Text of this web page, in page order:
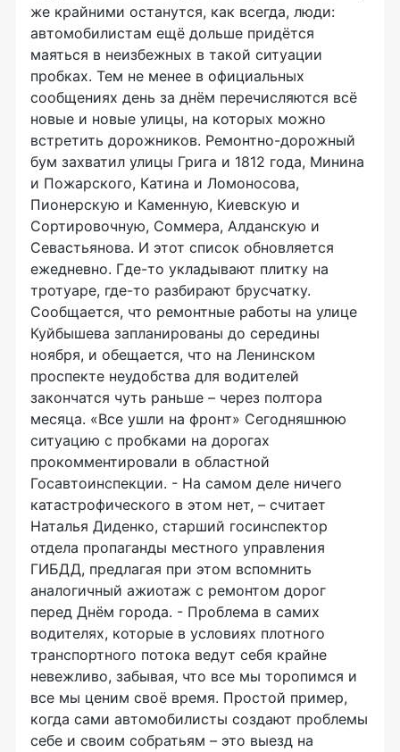
же крайними останутся, как всегда, люди:
автомобилистам ещё дольше придётся
маяться в неизбежных в такой ситуации
пробках. Тем не менее в официальных
сообщениях день за днём перечисляются всё
новые и новые улицы, на которых можно
встретить дорожников. Ремонтно-дорожный
бум захватил улицы Грига и 1812 года, Минина
и Пожарского, Катина и Ломоносова,
Пионерскую и Каменную, Киевскую и
Сортировочную, Соммера, Алданскую и
Севастьянова. И этот список обновляется
ежедневно. Где-то укладывают плитку на
тротуаре, где-то разбирают брусчатку.
Сообщается, что ремонтные работы на улице
Куйбышева запланированы до середины
ноября, и обещается, что на Ленинском
проспекте неудобства для водителей
закончатся чуть раньше – через полтора
месяца. «Все ушли на фронт» Сегодняшнюю
ситуацию с пробками на дорогах
прокомментировали в областной
Госавтоинспекции. - На самом деле ничего
катастрофического в этом нет, – считает
Наталья Диденко, старший госинспектор
отдела пропаганды местного управления
ГИБДД, предлагая при этом вспомнить
аналогичный ажиотаж с ремонтом дорог
перед Днём города. - Проблема в самих
водителях, которые в условиях плотного
транспортного потока ведут себя крайне
невежливо, забывая, что все мы торопимся и
все мы ценим своё время. Простой пример,
когда сами автомобилисты создают проблемы
себе и своим собратьям – это выезд на